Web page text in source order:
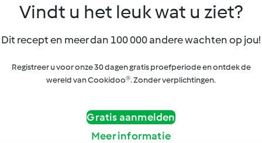
Vindt u het leuk wat u ziet?
Dit recept en meer dan 100 000 andere wachten op jou!
Registreer u voor onze 30 dagen gratis proefperiode en ontdek de
wereld van Cookidoo®. Zonder verplichtingen.
Gratis aanmelden
Meer informatie